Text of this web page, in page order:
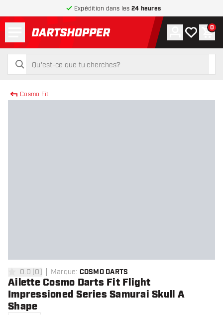
Expédition dans les 24 heures
retour à la page d’accueil
rechercher
rechercher
Compte
Ma liste0
Cosmo Fit
0 étoiles de notation
0.0 [0] Marque: COSMO DARTS
Ailette Cosmo Darts Fit Flight
Impressioned Series Samurai Skull A
Shape